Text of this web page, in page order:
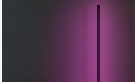
Ga